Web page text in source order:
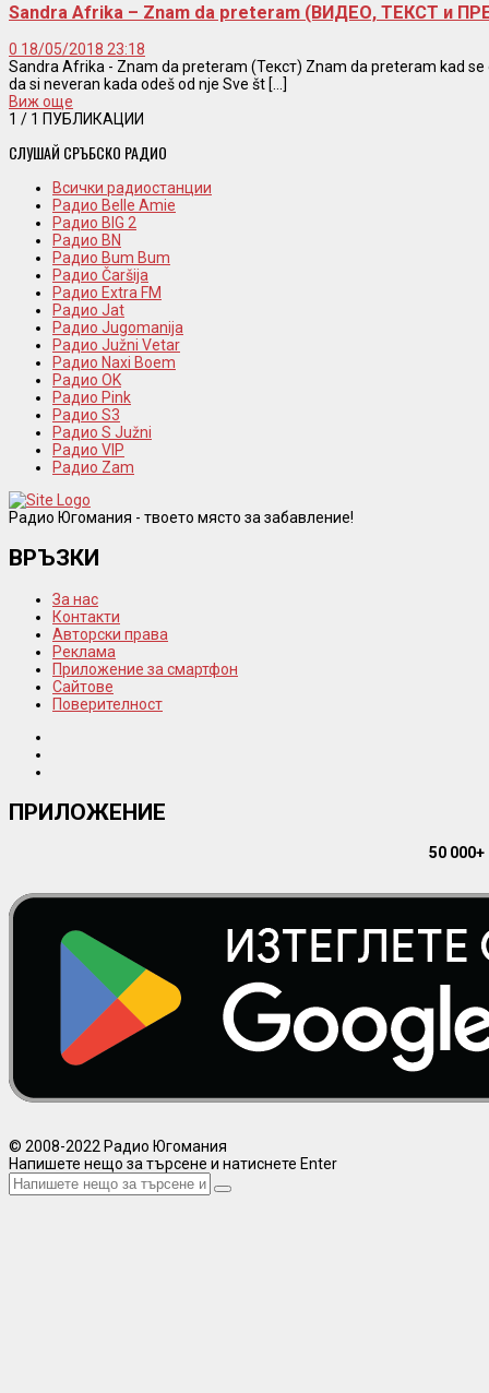
Sandra Afrika – Znam da preteram (ВИДЕО, ТЕКСТ и
0 18/05/2018 23:18
Sandra Afrika - Znam da preteram (Текст) Znam da preteram kad
da si neveran kada odeš od nje Sve št [...]
Виж още
1 / 1 ПУБЛИКАЦИИ
СЛУШАЙ СРЪБСКО РАДИО
Всички радиостанции
Радио Belle Amie
Радио BIG 2
Радио BN
Радио Bum Bum
Радио Čaršija
Радио Extra FM
Радио Jat
Радио Jugomanija
Радио Južni Vetar
Радио Naxi Boem
Радио OK
Радио Pink
Радио S3
Радио S Južni
Радио VIP
Радио Zam
Радио Югомания - твоето място за забавление!
ВРЪЗКИ
За нас
Контакти
Авторски права
Реклама
Приложение за смартфон
Сайтове
Поверителност
ПРИЛОЖЕНИЕ
50
© 2008-2022 Радио Югомания
Напишете нещо за търсене и натиснете Enter